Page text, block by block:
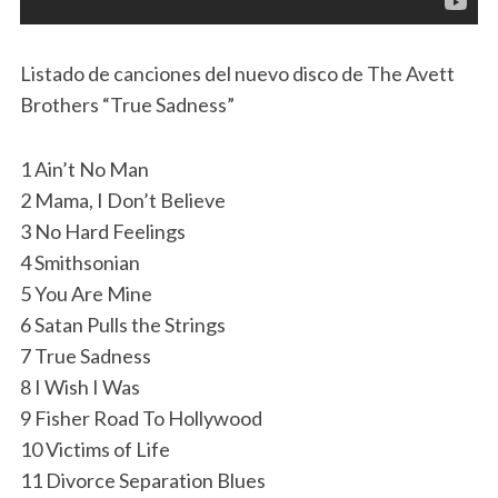
Listado de canciones del nuevo disco de The Avett
Brothers “True Sadness”
1 Ain’t No Man
2 Mama, I Don’t Believe
3 No Hard Feelings
4 Smithsonian
5 You Are Mine
6 Satan Pulls the Strings
7 True Sadness
8 I Wish I Was
9 Fisher Road To Hollywood
10 Victims of Life
11 Divorce Separation Blues